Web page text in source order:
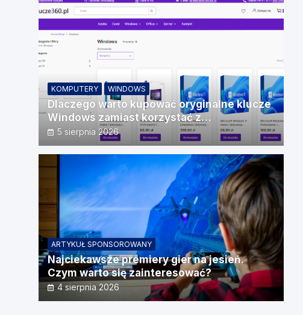
KOMPUTERY WINDOWS
Dlaczego warto kupować oryginalne klucze
Windows zamiast korzystać z
nieautoryzowanych źródeł?
5 sierpnia 2026
ARTYKUŁ SPONSOROWANY
Najciekawsze premiery gier na jesień.
Czym warto się zainteresować?
4 sierpnia 2026